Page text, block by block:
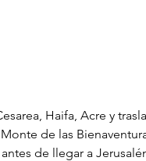
Haifa, Acre y
de las
de llegar a